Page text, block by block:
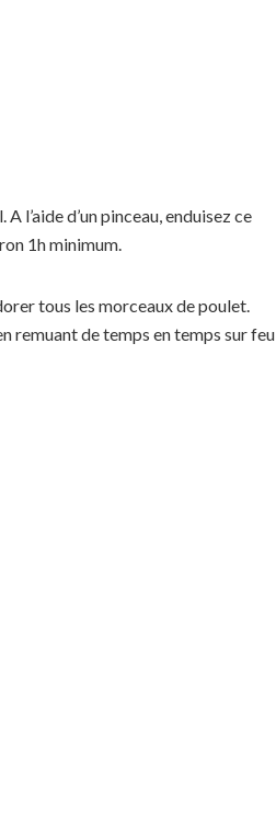
l’aide d’un pinceau, enduisez ce
1h minimum.
tous les morceaux de poulet.
remuant de temps en temps sur feu